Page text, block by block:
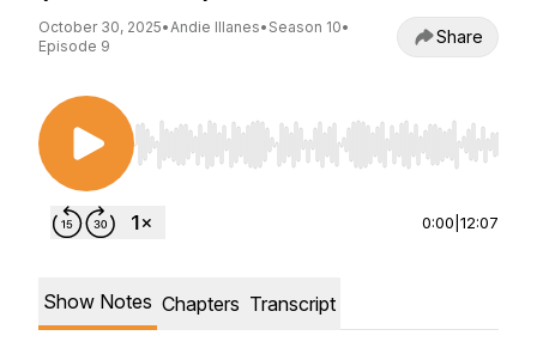
October 30, 2025•Andie Illanes• Season 10•
Episode 9
Share
Use Left/Right to seek, Home/End to jump to
0:00 12:07
Show Notes Chapters Transcript